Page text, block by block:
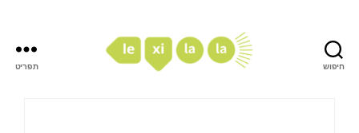
חיפוש תפריט